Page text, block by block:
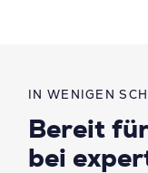
IN WENIGEN
Bereit
bei